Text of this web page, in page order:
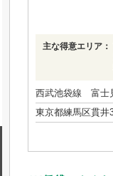
主な得意エリア：
西武池袋線 富士
東京都練馬区貫